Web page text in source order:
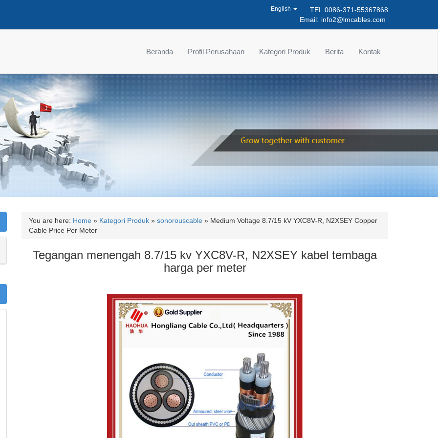
TEL:0086-371-55367868
Email: info2@lmcables.com
English
Beranda Profil Perusahaan Kategori Produk Berita Kontak
You are here: Home » Kategori Produk » sonorouscable » Medium Voltage 8.7/15 kV YXC8V-R, N2XSEY Copper
Cable Price Per Meter
Tegangan menengah 8.7/15 kv YXC8V-R, N2XSEY kabel tembaga
harga per meter